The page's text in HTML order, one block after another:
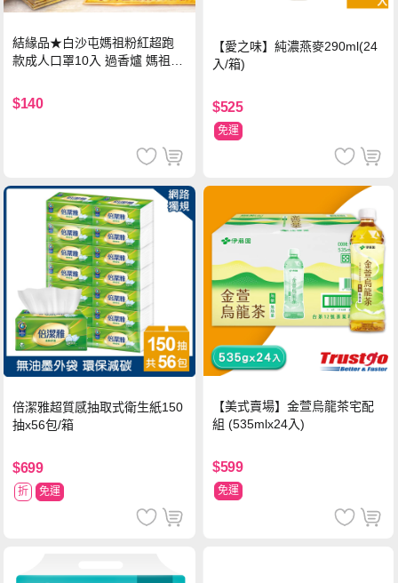
結緣品★白沙屯媽祖粉紅超跑
款成人口罩10入 過香爐 媽祖加
$140
【愛之味】純濃燕麥290ml(24
入/箱)
$525
免運
倍潔雅超質感抽取式衛生紙150
抽x56包/箱
$699
折 免運
【美式賣場】金萱烏龍茶宅配
組 (535mlx24入)
$599
免運